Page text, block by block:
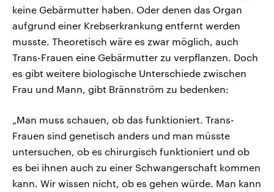
keine Gebärmutter haben. Oder denen das Organ
aufgrund einer Krebserkrankung entfernt werden
musste. Theoretisch wäre es zwar möglich, auch
Trans-Frauen eine Gebärmutter zu verpflanzen. Doch
es gibt weitere biologische Unterschiede zwischen
Frau und Mann, gibt Brännström zu bedenken:
„Man muss schauen, ob das funktioniert. Trans-
Frauen sind genetisch anders und man müsste
untersuchen, ob es chirurgisch funktioniert und ob
es bei ihnen auch zu einer Schwangerschaft kommen
kann. Wir wissen nicht, ob es gehen würde. Man kann